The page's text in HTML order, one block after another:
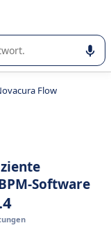
Auswahl
Flow
Software